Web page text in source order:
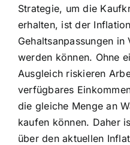
Strategie, um die
erhalten, ist der
Gehaltsanpassungen
werden können. Ohne
Ausgleich riskieren
verfügbares
die gleiche Menge an
kaufen können. Daher
über den aktuellen